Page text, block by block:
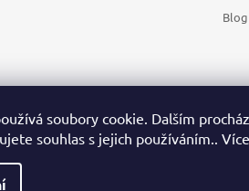
soubory cookie. Dalším
souhlas s jejich používáním..
Sledovat na Instagramu